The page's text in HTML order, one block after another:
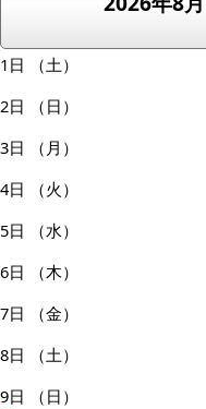
1日
（土）
2日
（日）
3日
（月）
4日
（火）
5日
（水）
6日
（木）
7日
（金）
8日
（土）
9日
（日）